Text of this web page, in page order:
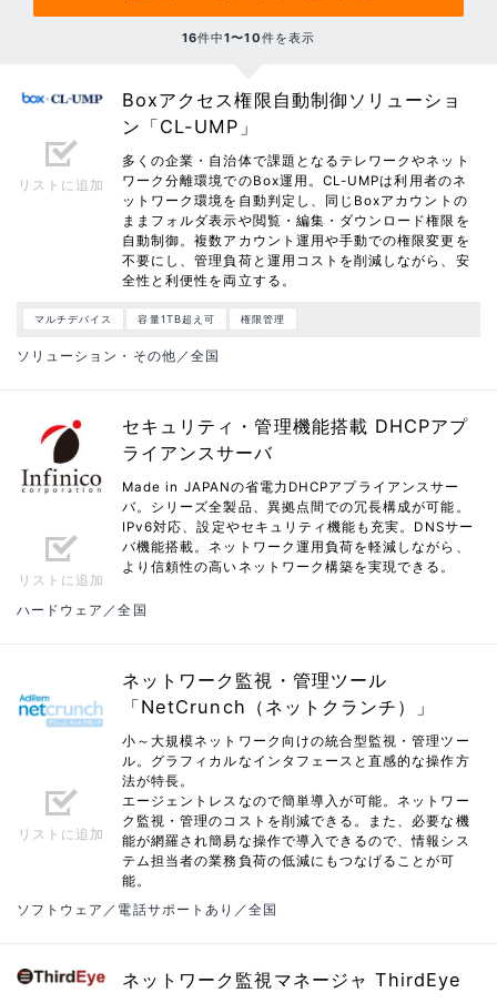
16件中1〜10件を表示
リストに追加
Boxアクセス権限自動制御ソリューショ
ン「CL-UMP」
多くの企業・自治体で課題となるテレワークやネット
ワーク分離環境でのBox運用。CL-UMPは利用者のネ
ットワーク環境を自動判定し、同じBoxアカウントの
ままフォルダ表示や閲覧・編集・ダウンロード権限を
自動制御。複数アカウント運用や手動での権限変更を
不要にし、管理負荷と運用コストを削減しながら、安
全性と利便性を両立する。
マルチデバイス 容量1TB超え可 権限管理
ソリューション・その他／全国
リストに追加
セキュリティ・管理機能搭載 DHCPアプ
ライアンスサーバ
Made in JAPANの省電力DHCPアプライアンスサー
バ。シリーズ全製品、異拠点間での冗長構成が可能。
IPv6対応、設定やセキュリティ機能も充実。DNSサー
バ機能搭載。ネットワーク運用負荷を軽減しながら、
より信頼性の高いネットワーク構築を実現できる。
ハードウェア／全国
リストに追加
ネットワーク監視・管理ツール
「NetCrunch（ネットクランチ）」
小～大規模ネットワーク向けの統合型監視・管理ツー
ル。グラフィカルなインタフェースと直感的な操作方
法が特長。
エージェントレスなので簡単導入が可能。ネットワー
ク監視・管理のコストを削減できる。また、必要な機
能が網羅され簡易な操作で導入できるので、情報シス
テム担当者の業務負荷の低減にもつなげることが可
能。
ソフトウェア／電話サポートあり／全国
ネットワーク監視マネージャ ThirdEye